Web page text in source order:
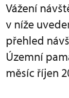
Vážení
v níže
přehled
Územní
měsíc říjen